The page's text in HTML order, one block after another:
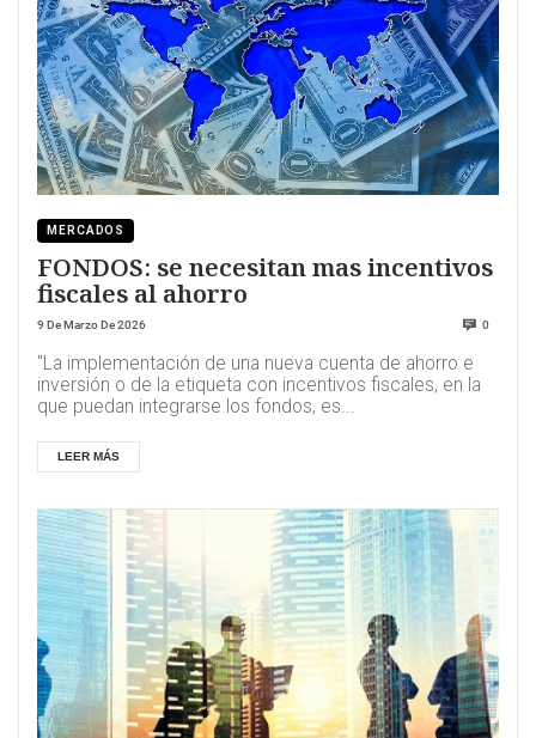
MERCADOS
FONDOS: se necesitan mas incentivos
fiscales al ahorro
9 De Marzo De 2026 0
"La implementación de una nueva cuenta de ahorro e
inversión o de la etiqueta con incentivos fiscales, en la
que puedan integrarse los fondos, es...
LEER MÁS